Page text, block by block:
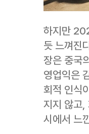
하지만
듯 느껴진
장은 중국
영업익은
회적 인식
지지 않고,
시에서 느